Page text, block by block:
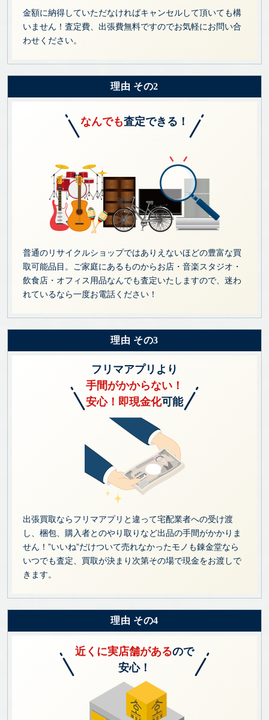
金額に納得していただなければキャンセルして頂いても構
いません！査定費、出張費無料ですのでお気軽にお問い合
わせください。
理由 その2
なんでも査定できる！
普通のリサイクルショップではありえないほどの豊富な買
取可能品目。ご家庭にあるものからお店・音楽スタジオ・
飲食店・オフィス用品なんでも査定いたしますので、迷わ
れているなら一度お電話ください！
理由 その3
フリマアプリより
手間がかからない！
安心！即現金化可能
出張買取ならフリマアプリと違って宅配業者への受け渡
し、梱包、購入者とのやり取りなど出品の手間がかかりま
せん！”いいね”だけついて売れなかったモノも錬金堂なら
いつでも査定、買取が決まり次第その場で現金をお渡しで
きます。
理由 その4
近くに実店舗があるので
安心！